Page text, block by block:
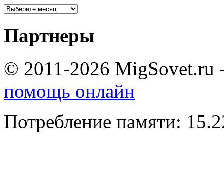
Партнеры
© 2011-2026 MigSovet.ru
помощь онлайн
Потребление памяти: